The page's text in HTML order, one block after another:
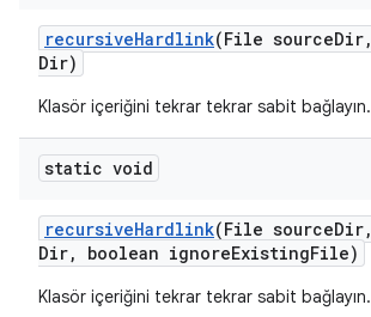
recursiveHardlink(File sourceDir,
Dir)
Klasör içeriğini tekrar tekrar sabit bağlayın.
static void
recursiveHardlink(File sourceDir,
Dir, boolean ignoreExistingFile)
Klasör içeriğini tekrar tekrar sabit bağlayın.